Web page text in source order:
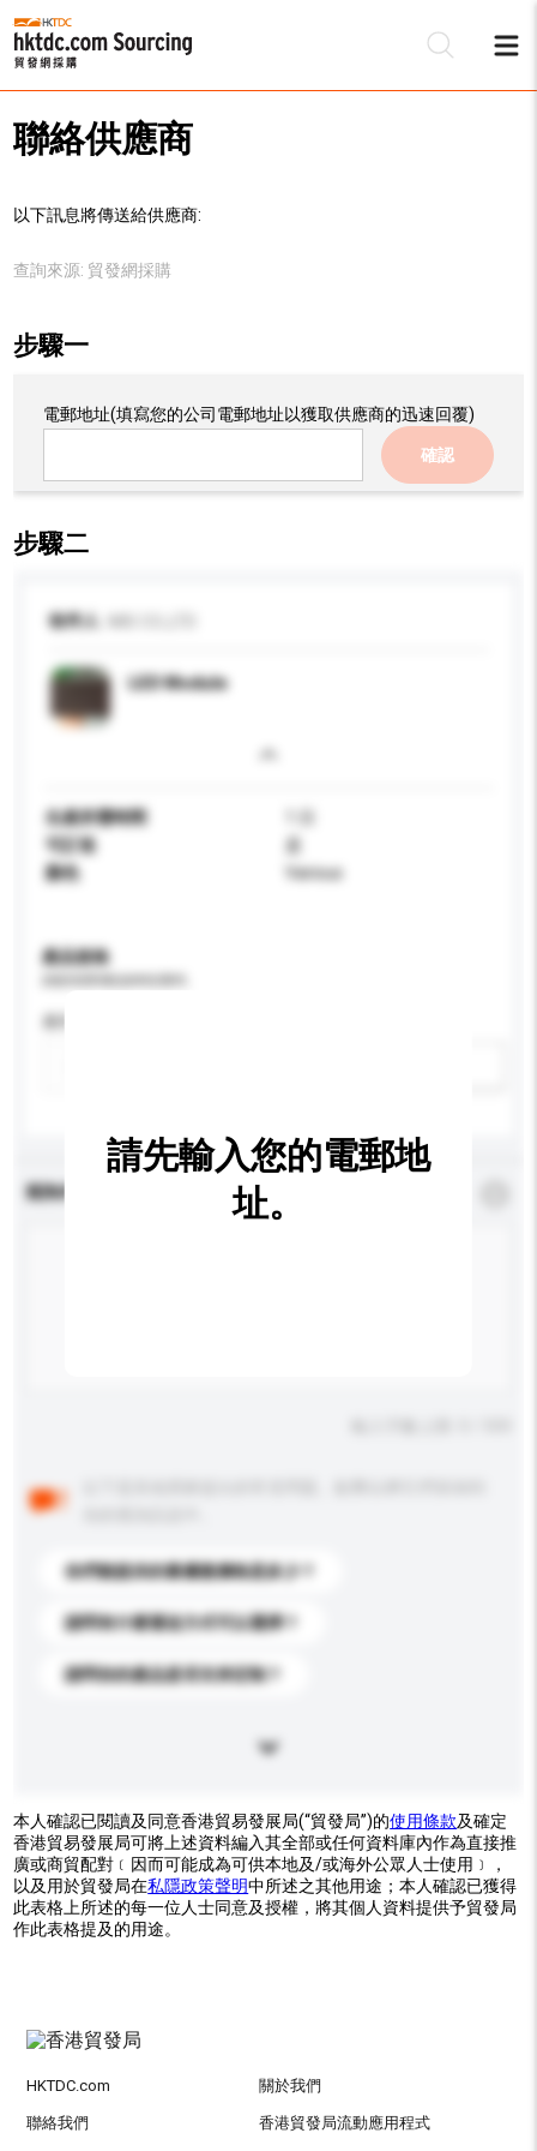
聯絡供應商
以下訊息將傳送給供應商:
查詢來源: 貿發網採購
步驟一
電郵地址(填寫您的公司電郵地址以獲取供應商的迅速回覆)
確認
步驟二
收件人
LED Module
生產所需時間
可訂造
是
顏色
Various
產品規格
查詢內容
你們能提供的最優惠價格是多少？
請問有什麼運送方式可以選擇？
請問你的產品是否支持定制？
請先輸入您的電郵地
址。
本人確認已閱讀及同意香港貿易發展局(“貿發局”)的使用條款及確定
香港貿易發展局可將上述資料編入其全部或任何資料庫內作為直接推
廣或商貿配對﹝因而可能成為可供本地及/或海外公眾人士使用﹞，
以及用於貿發局在私隱政策聲明中所述之其他用途；本人確認已獲得
此表格上所述的每一位人士同意及授權，將其個人資料提供予貿發局
作此表格提及的用途。
HKTDC.com 關於我們
聯絡我們 香港貿發局流動應用程式